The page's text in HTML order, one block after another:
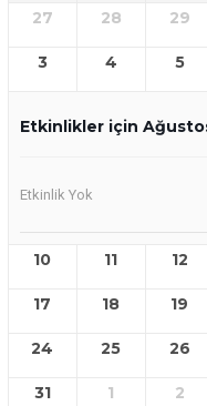
27 28 29
3 4 5
Etkinlikler için
Etkinlik Yok
10 11 12
17 18 19
24 25 26
31 1 2